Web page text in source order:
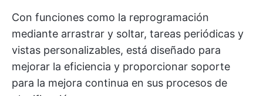
Con funciones como la reprogramación
mediante arrastrar y soltar, tareas periódicas y
vistas personalizables, está diseñado para
mejorar la eficiencia y proporcionar soporte
para la mejora continua en sus procesos de